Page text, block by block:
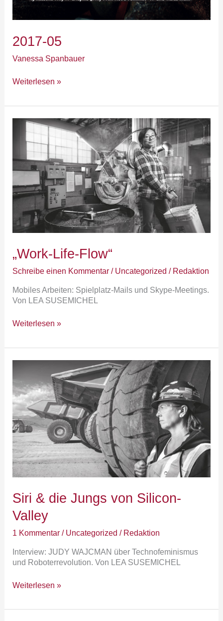
2017-05
Vanessa Spanbauer
Weiterlesen »
„Work-Life-Flow“
Schreibe einen Kommentar / Uncategorized / Redaktion
Mobiles Arbeiten: Spielplatz-Mails und Skype-Meetings.
Von LEA SUSEMICHEL
„Work-
Life-
Flow“
Weiterlesen »
Siri & die Jungs von Silicon-
Valley
1 Kommentar / Uncategorized / Redaktion
Interview: JUDY WAJCMAN über Technofeminismus
und Roboterrevolution. Von LEA SUSEMICHEL
die
Jungs
von
Silicon-
Valley
Weiterlesen »